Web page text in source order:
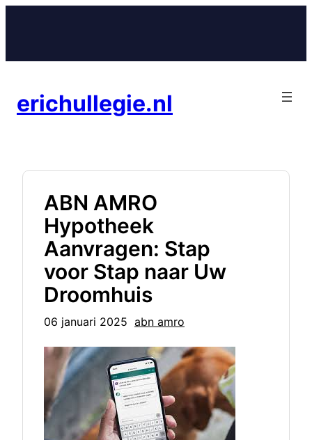
inhoud
erichullegie.nl
ABN AMRO
Hypotheek
Aanvragen: Stap
voor Stap naar Uw
Droomhuis
06 januari 2025 abn amro